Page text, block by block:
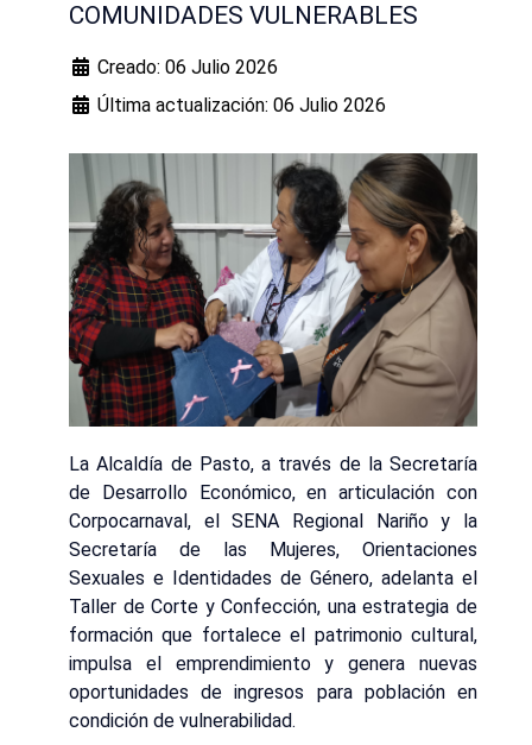
COMUNIDADES VULNERABLES
Creado: 06 Julio 2026
Última actualización: 06 Julio 2026
La Alcaldía de Pasto, a través de la Secretaría
de Desarrollo Económico, en articulación con
Corpocarnaval, el SENA Regional Nariño y la
Secretaría de las Mujeres, Orientaciones
Sexuales e Identidades de Género, adelanta el
Taller de Corte y Confección, una estrategia de
formación que fortalece el patrimonio cultural,
impulsa el emprendimiento y genera nuevas
oportunidades de ingresos para población en
condición de vulnerabilidad.